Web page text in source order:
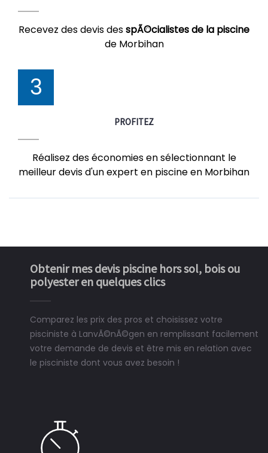
Recevez des devis desspÃ©cialistes de la piscine
de Morbihan
3
PROFITEZ
Réalisez des économies en sélectionnant le
meilleur devis d'un expert en piscine en Morbihan
Obtenir mes devis piscine hors sol, bois ou
polyester en quelques clics
Comparez les prix des pros et choisissez votre
pisciniste à LanvÃ©nÃ©gen en remplissant facilement
votre demande de devis et être mis en relation avec
le pisciniste dont vous avez besoin !